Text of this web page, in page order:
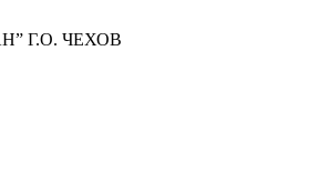
Г.О. ЧЕХОВ